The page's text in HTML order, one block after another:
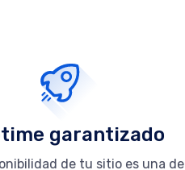
garantizado
de tu sitio es una de